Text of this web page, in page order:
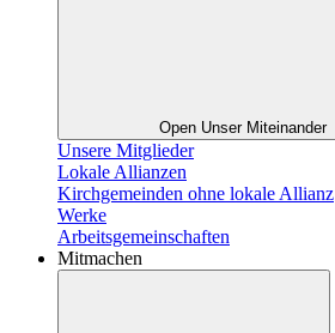
Open Unser Miteinander
Unsere Mitglieder
Lokale Allianzen
Kirchgemeinden ohne lokale Allianz
Werke
Arbeitsgemeinschaften
Mitmachen